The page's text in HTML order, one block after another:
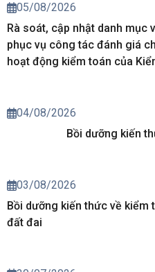
05/08/2026
Rà soát, cập nhật danh mục
phục vụ công tác đánh giá
hoạt động kiểm toán của
04/08/2026
Bồi dưỡng kiến
03/08/2026
Bồi dưỡng kiến thức về kiểm
đất đai